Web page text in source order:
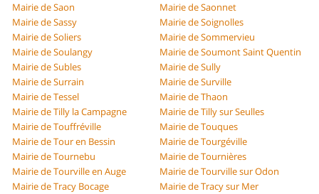
Mairie de Saon
Mairie de Saonnet
Mairie de Sassy
Mairie de Soignolles
Mairie de Soliers
Mairie de Sommervieu
Mairie de Soulangy
Mairie de Soumont Saint Quentin
Mairie de Subles
Mairie de Sully
Mairie de Surrain
Mairie de Surville
Mairie de Tessel
Mairie de Thaon
Mairie de Tilly la Campagne
Mairie de Tilly sur Seulles
Mairie de Touffréville
Mairie de Touques
Mairie de Tour en Bessin
Mairie de Tourgéville
Mairie de Tournebu
Mairie de Tournières
Mairie de Tourville en Auge
Mairie de Tourville sur Odon
Mairie de Tracy Bocage
Mairie de Tracy sur Mer